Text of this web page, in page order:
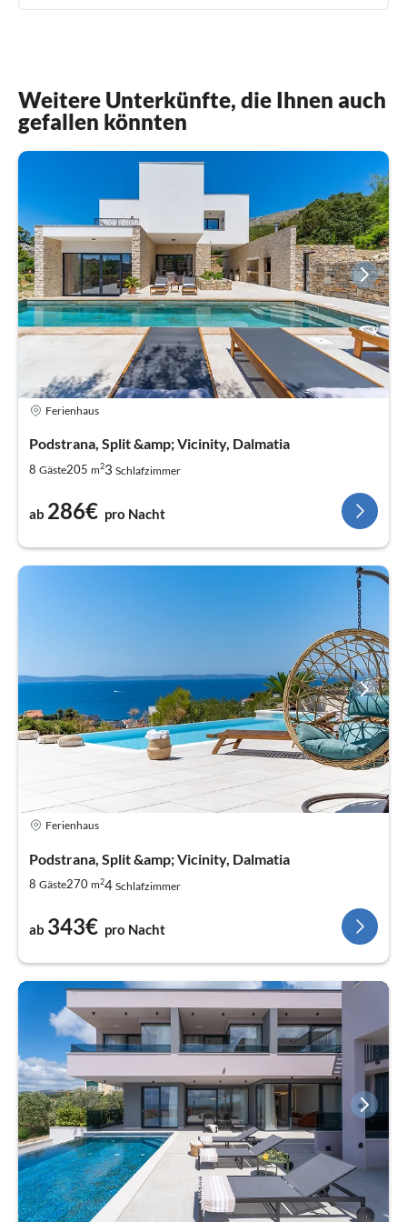
Weitere Unterkünfte, die Ihnen auch
gefallen könnten
Ferienhaus
Podstrana, Split &amp; Vicinity, Dalmatia
8 Gäste205 m23 Schlafzimmer
ab 286€ pro Nacht
Ferienhaus
Podstrana, Split &amp; Vicinity, Dalmatia
8 Gäste270 m24 Schlafzimmer
ab 343€ pro Nacht